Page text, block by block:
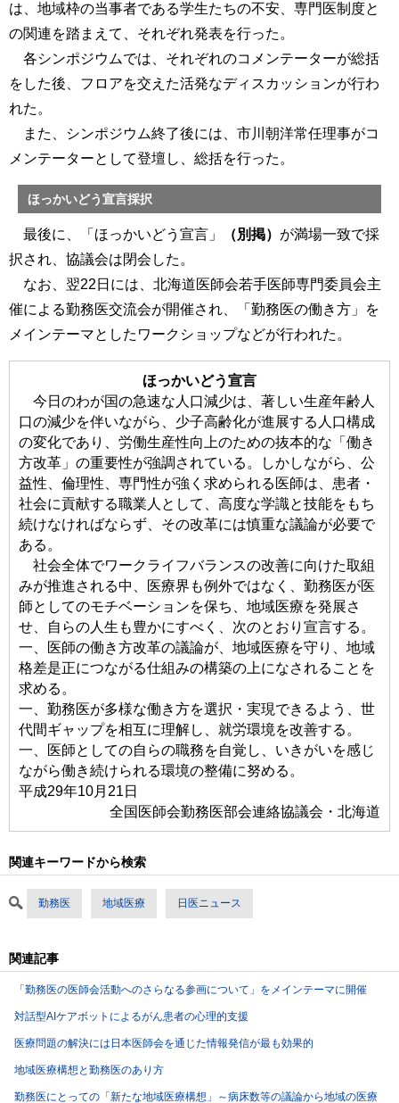
は、地域枠の当事者である学生たちの不安、専門医制度と
の関連を踏まえて、それぞれ発表を行った。
各シンポジウムでは、それぞれのコメンテーターが総括
をした後、フロアを交えた活発なディスカッションが行わ
れた。
また、シンポジウム終了後には、市川朝洋常任理事がコ
メンテーターとして登壇し、総括を行った。
ほっかいどう宣言採択
最後に、「ほっかいどう宣言」 （別掲） が満場一致で採
択され、協議会は閉会した。
なお、翌22日には、北海道医師会若手医師専門委員会主
催による勤務医交流会が開催され、「勤務医の働き方」を
メインテーマとしたワークショップなどが行われた。
ほっかいどう宣言
今日のわが国の急速な人口減少は、著しい生産年齢人
口の減少を伴いながら、少子高齢化が進展する人口構成
の変化であり、労働生産性向上のための抜本的な「働き
方改革」の重要性が強調されている。しかしながら、公
益性、倫理性、専門性が強く求められる医師は、患者・
社会に貢献する職業人として、高度な学識と技能をもち
続けなければならず、その改革には慎重な議論が必要で
ある。
社会全体でワークライフバランスの改善に向けた取組
みが推進される中、医療界も例外ではなく、勤務医が医
師としてのモチベーションを保ち、地域医療を発展さ
せ、自らの人生も豊かにすべく、次のとおり宣言する。
一、医師の働き方改革の議論が、地域医療を守り、地域
格差是正につながる仕組みの構築の上になされることを
求める。
一、勤務医が多様な働き方を選択・実現できるよう、世
代間ギャップを相互に理解し、就労環境を改善する。
一、医師としての自らの職務を自覚し、いきがいを感じ
ながら働き続けられる環境の整備に努める。
平成29年10月21日
全国医師会勤務医部会連絡協議会・北海道
関連キーワードから検索
勤務医 地域医療 日医ニュース
関連記事
「勤務医の医師会活動へのさらなる参画について」をメインテーマに開催
対話型AIケアボットによるがん患者の心理的支援
医療問題の解決には日本医師会を通じた情報発信が最も効果的
地域医療構想と勤務医のあり方
勤務医にとっての「新たな地域医療構想」～病床数等の議論から地域の医療